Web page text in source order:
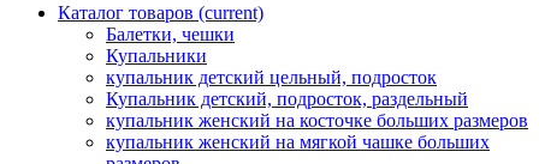
Каталог товаров (current)
Балетки, чешки
Купальники
купальник детский цельный, подросток
Купальник детский, подросток, раздельный
купальник женский на косточке больших размеров
купальник женский на мягкой чашке больших